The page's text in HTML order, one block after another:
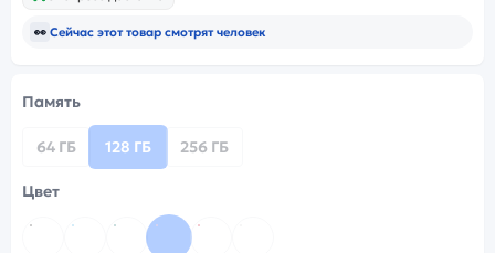
👀 Сейчас этот товар смотрятчеловек
Память
64 ГБ 128 ГБ 256 ГБ
Цвет